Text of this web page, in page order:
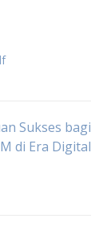
Sukses bagi
di Era Digital